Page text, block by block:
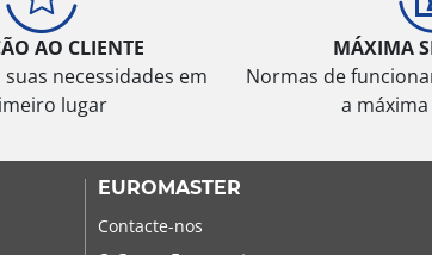
AO CLIENTE
necessidades em
lugar
MÁXIMA
Normas de
a
EUROMASTER
Contacte-nos